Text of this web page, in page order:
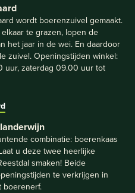
wordt boerenzuivel gemaakt.
te grazen, lopen de
het jaar in de wei. En daardoor
zuivel. Openingstijden winkel:
uur, zaterdag 09.00 uur tot
combinatie: boerenkaas
u deze twee heerlijke
smaken! Beide
te verkrijgen in
boerenerf.